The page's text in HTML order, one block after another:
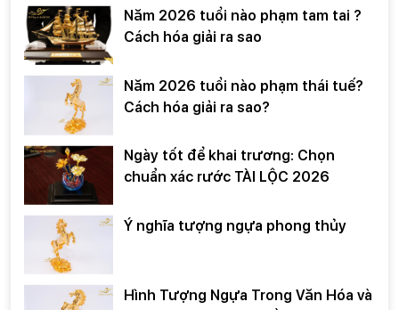
Năm 2026 tuổi nào phạm tam tai ?
Cách hóa giải ra sao
Năm 2026 tuổi nào phạm thái tuế?
Cách hóa giải ra sao?
Ngày tốt để khai trương: Chọn
chuẩn xác rước TÀI LỘC 2026
Ý nghĩa tượng ngựa phong thủy
Hình Tượng Ngựa Trong Văn Hóa và